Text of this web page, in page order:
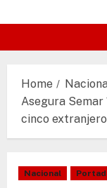
Home
Asegura Semar
cinco
Nacional